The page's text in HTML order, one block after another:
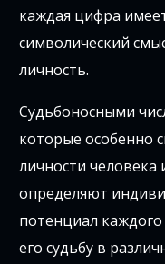
каждая цифра
символический
личность.
Судьбоносными
которые особенно
личности
определяют
потенциал
его судьбу в